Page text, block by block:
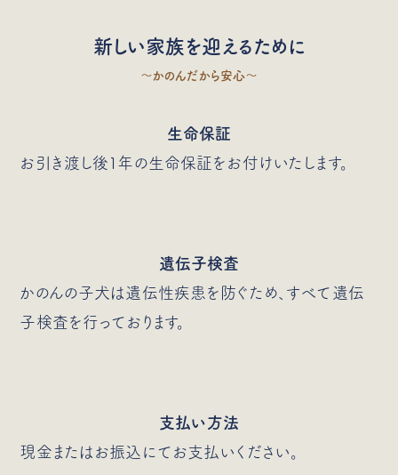
新しい家族を迎えるために
〜かのんだから安心〜
生命保証
お引き渡し後1年の生命保証をお付けいたします。
遺伝子検査
かのんの子犬は遺伝性疾患を防ぐため、すべて遺伝
子検査を行っております。
支払い方法
現金またはお振込にてお支払いください。